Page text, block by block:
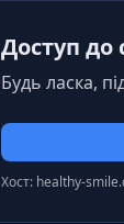
Доступ до
Будь ласка,
Хост: healthy-